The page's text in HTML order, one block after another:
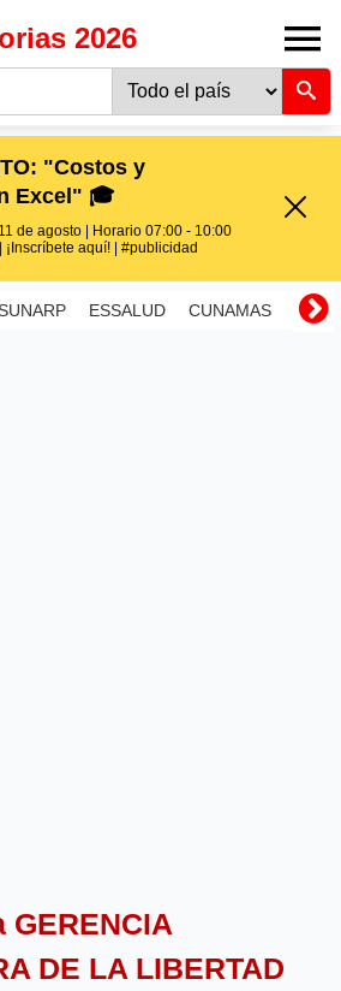
2026
"Costos y
Excel" 🎓
de agosto | Horario 07:00 - 10:00
aquí! | #publicidad
ESSALUD CUNAMAS
DE LA LIBERTAD